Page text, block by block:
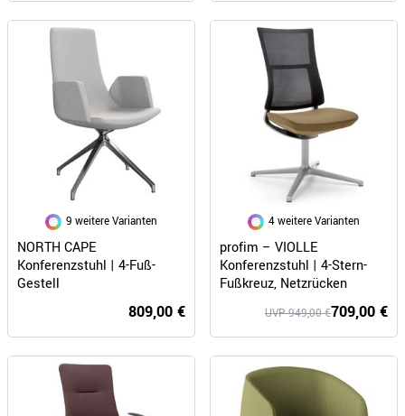
9 weitere Varianten
NORTH CAPE
Konferenzstuhl | 4-Fuß-
Gestell
809,00 €
4 weitere Varianten
profim – VIOLLE
Konferenzstuhl | 4-Stern-
Fußkreuz, Netzrücken
709,00 €
UVP 949,00 €